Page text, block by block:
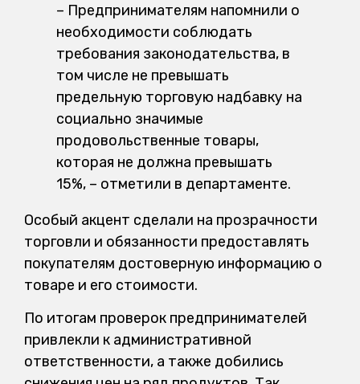
– Предпринимателям напомнили о
необходимости соблюдать
требования законодательства, в
том числе не превышать
предельную торговую надбавку на
социально значимые
продовольственные товары,
которая не должна превышать
15%, – отметили в департаменте.
Особый акцент сделали на прозрачности
торговли и обязанности предоставлять
покупателям достоверную информацию о
товаре и его стоимости.
По итогам проверок предпринимателей
привлекли к административной
ответственности, а также добились